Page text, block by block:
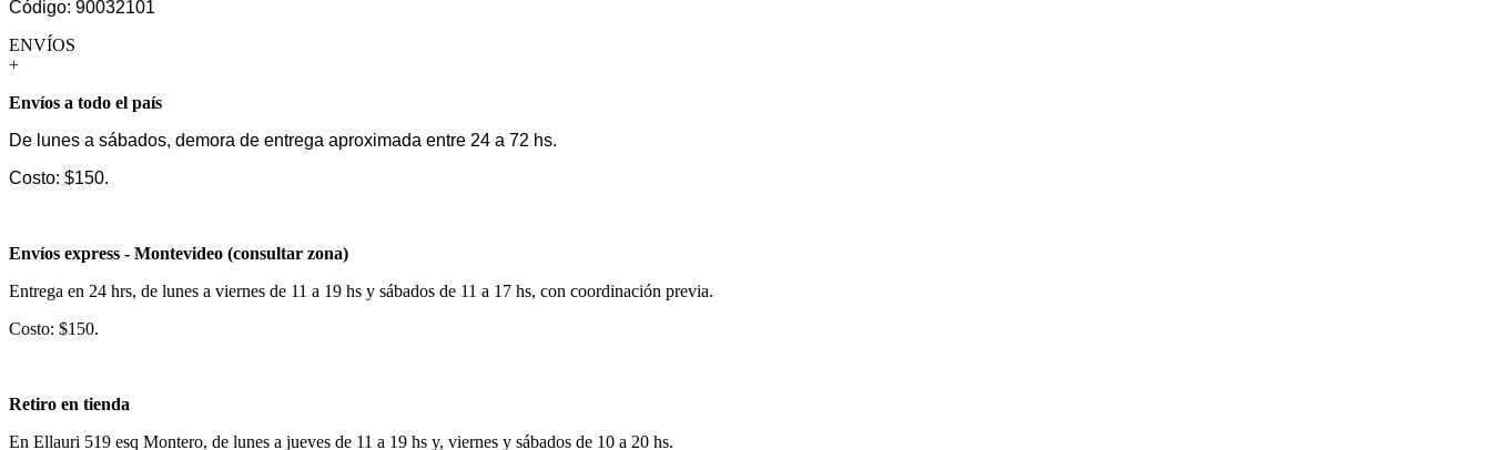
Código: 90032101
ENVÍOS
+
Envíos a todo el país
De lunes a sábados, demora de entrega aproximada entre 24 a 72 hs.
Costo: $150.
Envíos express - Montevideo (consultar zona)
Entrega en 24 hrs, de lunes a viernes de 11 a 19 hs y sábados de 11 a 17 hs, con coordinación previa.
Costo: $150.
Retiro en tienda
En Ellauri 519 esq Montero, de lunes a jueves de 11 a 19 hs y, viernes y sábados de 10 a 20 hs.